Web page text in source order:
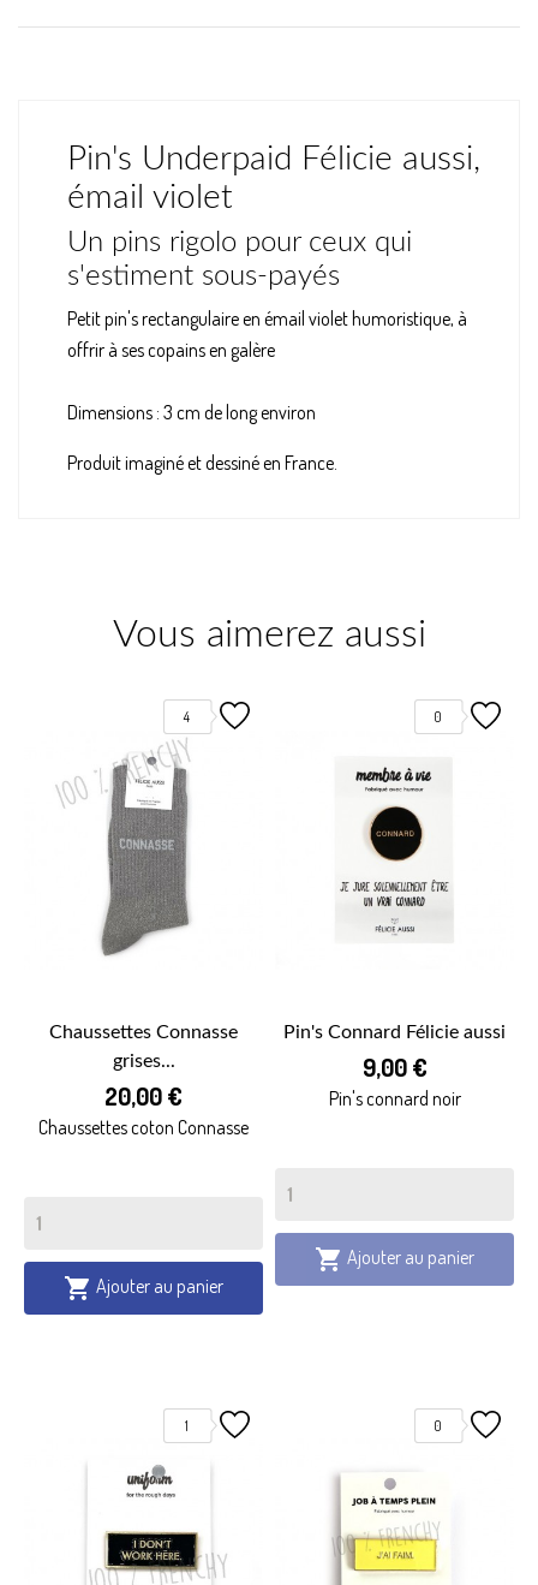
Pin's Underpaid Félicie aussi,
émail violet
Un pins rigolo pour ceux qui
s'estiment sous-payés
Petit pin's rectangulaire en émail violet humoristique, à
offrir à ses copains en galère
Dimensions : 3 cm de long environ
Produit imaginé et dessiné en France.
Vous aimerez aussi
4
Chaussettes Connasse
grises...
20,00 €
Chaussettes coton Connasse
 Ajouter au panier
0
Pin's Connard Félicie aussi
9,00 €
Pin's connard noir
 Ajouter au panier
1 0